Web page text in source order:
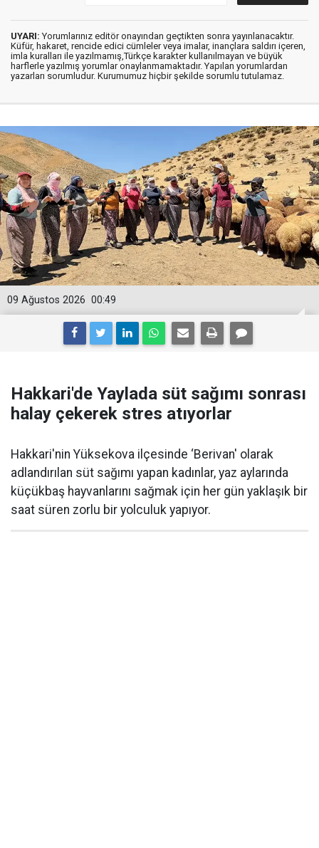
UYARI: Yorumlarınız editör onayından geçtikten sonra yayınlanacaktır.
Küfür, hakaret, rencide edici cümleler veya imalar, inançlara saldırı içeren,
imla kuralları ile yazılmamış,Türkçe karakter kullanılmayan ve büyük
harflerle yazılmış yorumlar onaylanmamaktadır. Yapılan yorumlardan
yazarları sorumludur. Kurumumuz hiçbir şekilde sorumlu tutulamaz.
00:49
09 Ağustos 2026
Hakkari'de Yaylada süt sağımı sonrası
halay çekerek stres atıyorlar
Hakkari'nin Yüksekova ilçesinde ‘Berivan' olarak
adlandırılan süt sağımı yapan kadınlar, yaz aylarında
küçükbaş hayvanlarını sağmak için her gün yaklaşık bir
saat süren zorlu bir yolculuk yapıyor.